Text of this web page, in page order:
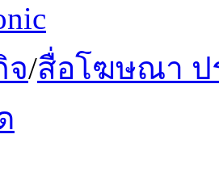
จ/สื่อโฆษณา ป